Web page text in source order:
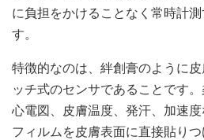
に負担をかけることなく常時計
す。
特徴的なのは、絆創膏のように
ッチ式のセンサであることです
心電図、皮膚温度、発汗、加速度
フィルムを皮膚表面に直接貼り